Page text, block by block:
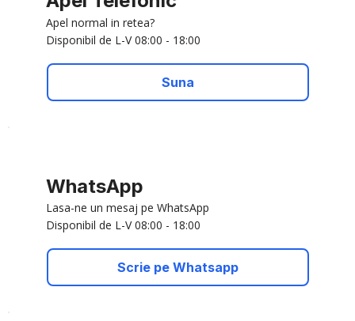
Apel normal in retea?
Disponibil de L-V 08:00 - 18:00
Suna
WhatsApp
Lasa-ne un mesaj pe WhatsApp
Disponibil de L-V 08:00 - 18:00
Scrie pe Whatsapp